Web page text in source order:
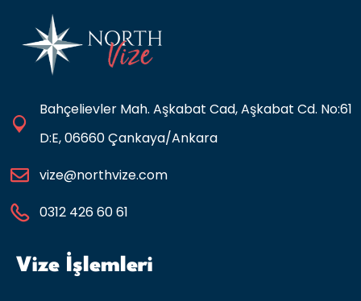
Bahçelievler Mah. Aşkabat Cad, Aşkabat Cd. No:61
D:E, 06660 Çankaya/Ankara
vize@northvize.com
0312 426 60 61
Vize İşlemleri